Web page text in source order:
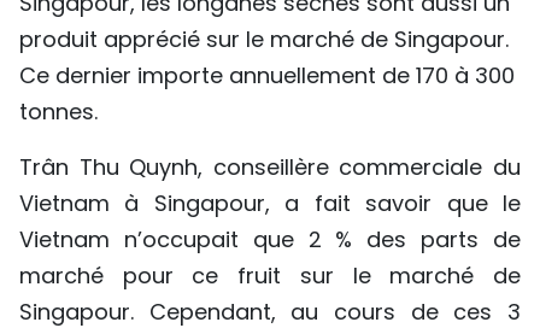
ENGLISH
РУССКИЙ
ESPAÑOL
produit apprécié sur le marché de Singapour.
Ce dernier importe annuellement de 170 à 300
tonnes.
Trân Thu Quynh, conseillère commerciale du
Vietnam à Singapour, a fait savoir que le
Vietnam n’occupait que 2 % des parts de
marché pour ce fruit sur le marché de
Singapour. Cependant, au cours de ces 3